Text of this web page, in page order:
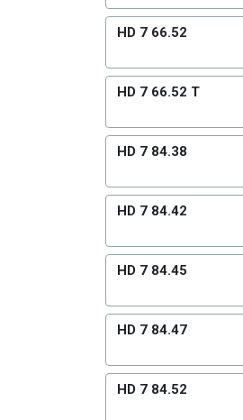
HD 7 66.52
HD 7 66.52 T
HD 7 84.38
HD 7 84.42
HD 7 84.45
HD 7 84.47
HD 7 84.52